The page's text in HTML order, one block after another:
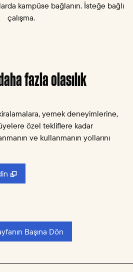
kampüse bağlanın. İsteğe bağlı
çalışma.
fazla olasılık
yemek deneyimlerine,
özel tekliflere kadar
ve kullanmanın yollarını
,
Başına Dön